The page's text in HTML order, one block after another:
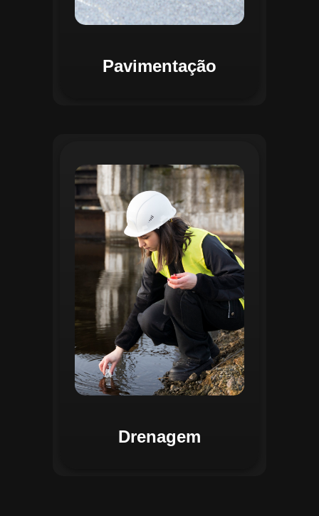
Pavimentação
Drenagem
O módulo de Gestão de Drenagem do
Regente aplica o geoprocessamento para
mapear redes de drenagem subterrâneas
e superficiais. A plataforma permite
identificar pontos de alagamento, planejar
intervenções e monitorar a eficiência das
estruturas de drenagem. Com análises
baseadas em dados coletados, o sistema
contribui para o planejamento urbano
sustentável, reduzindo riscos de
enchentes e otimizando a alocação de
recursos. Relatórios visuais facilitam a
comunicação dos resultados e o
acompanhamento dos projetos de
melhoria.